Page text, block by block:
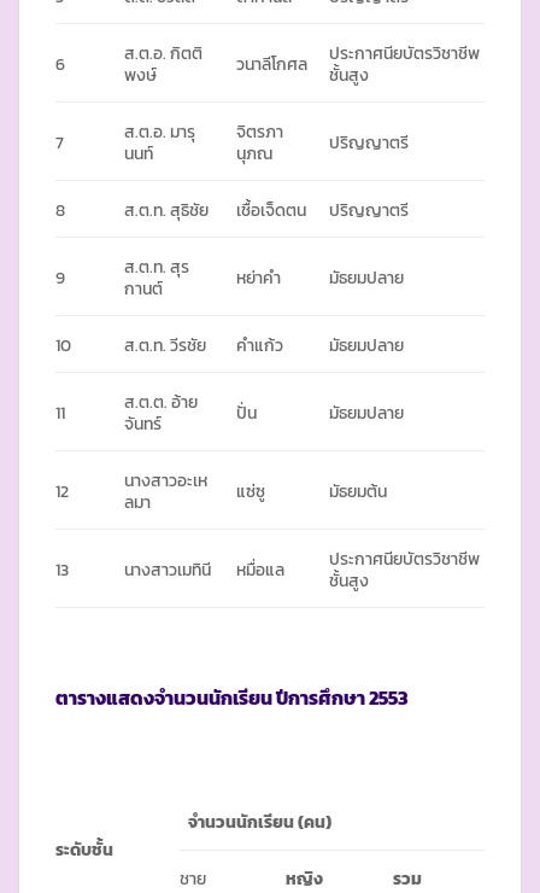
6
ส.ต.อ. กิตติ
พงษ์
วนาลีโกศล
ประกาศนียบัตรวิชาชีพ
ชั้นสูง
7
ส.ต.อ. มารุ
นนท์
จิตรภา
นุภณ
ปริญญาตรี
8 ส.ต.ท. สุธิชัย เชื้อเจ็ดตน ปริญญาตรี
9
ส.ต.ท. สุร
กานต์
หย่าคำ มัธยมปลาย
10 ส.ต.ท. วีรชัย คำแก้ว มัธยมปลาย
11
ส.ต.ต. อ้าย
จันทร์
ปั่น มัธยมปลาย
12
นางสาวอะเห
ลมา
แซ่ซู มัธยมต้น
13 นางสาวเมทินี หมื่อแล
ประกาศนียบัตรวิชาชีพ
ชั้นสูง
ตารางแสดงจำนวนนักเรียน ปีการศึกษา2553
ระดับชั้น
จำนวนนักเรียน (คน)
ชาย หญิง รวม